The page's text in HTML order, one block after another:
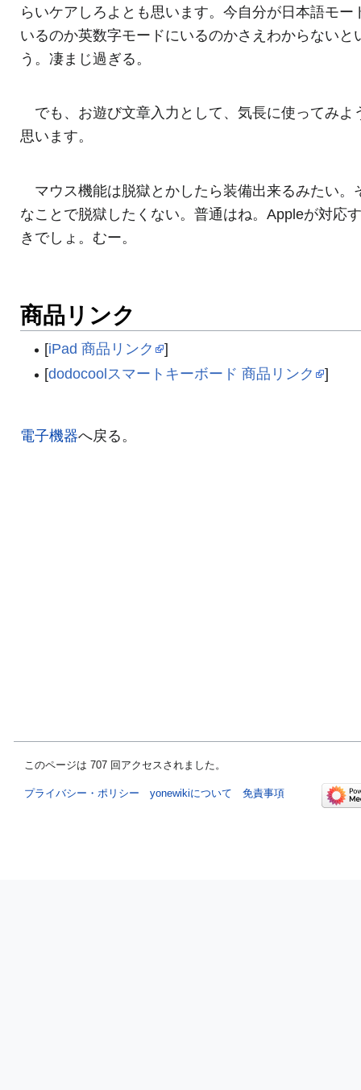
らいケアしろよとも思います。今自分が日本語モー
いるのか英数字モードにいるのかさえわからないと
う。凄まじ過ぎる。
でも、お遊び文章入力として、気長に使ってみよ
思います。
マウス機能は脱獄とかしたら装備出来るみたい。
なことで脱獄したくない。普通はね。Appleが対応
きでしょ。むー。
商品リンク
[iPad 商品リンク
]
[dodocoolスマートキーボード 商品リンク ]
電子機器へ戻る。
このページは 707 回アクセスされました。
プライバシー・ポリシー yonewikiについて 免責事項